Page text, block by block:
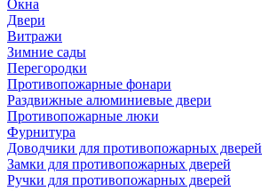
Окна
Двери
Витражи
Зимние сады
Перегородки
Противопожарные фонари
Раздвижные алюминиевые двери
Противопожарные люки
Фурнитура
Доводчики для противопожарных дверей
Замки для противопожарных дверей
Ручки для противопожарных дверей